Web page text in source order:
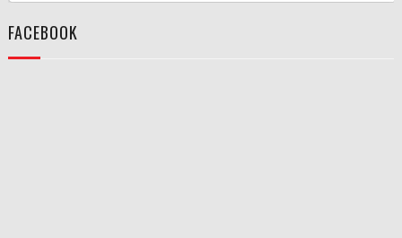
FACEBOOK